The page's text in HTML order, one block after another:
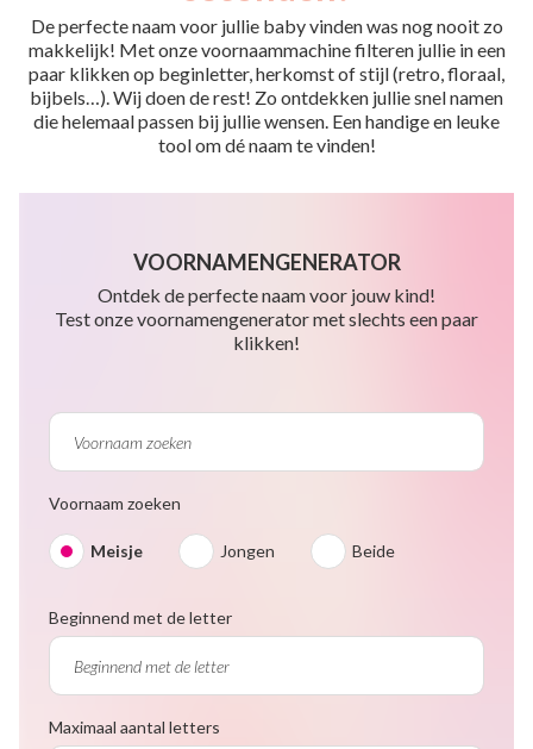
De perfecte naam voor jullie baby vinden was nog nooit zo
makkelijk! Met onze voornaammachine filteren jullie in een
paar klikken op beginletter, herkomst of stijl (retro, floraal,
bijbels…). Wij doen de rest! Zo ontdekken jullie snel namen
die helemaal passen bij jullie wensen. Een handige en leuke
tool om dé naam te vinden!
VOORNAMENGENERATOR
Ontdek de perfecte naam voor jouw kind!
Test onze voornamengenerator met slechts een paar
klikken!
Voornaam zoeken
Meisje Jongen Beide
Beginnend met de letter
Maximaal aantal letters